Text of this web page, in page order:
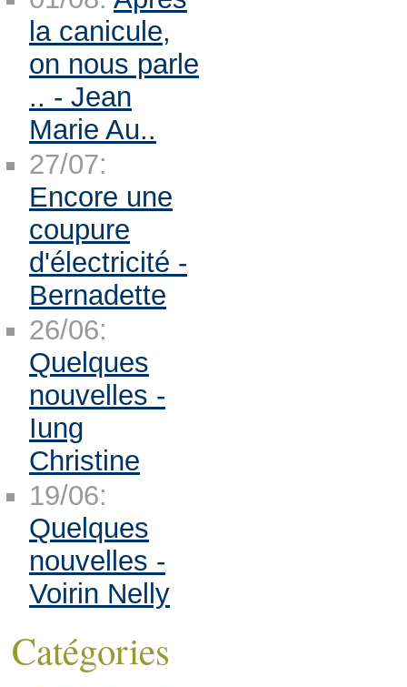
la canicule,
on nous parle
.. - Jean
Marie Au..
27/07:
Encore une
coupure
d'électricité -
Bernadette
26/06:
Quelques
nouvelles -
Iung
Christine
19/06:
Quelques
nouvelles -
Voirin Nelly
Catégories